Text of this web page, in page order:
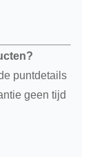
puntdetails
geen tijd